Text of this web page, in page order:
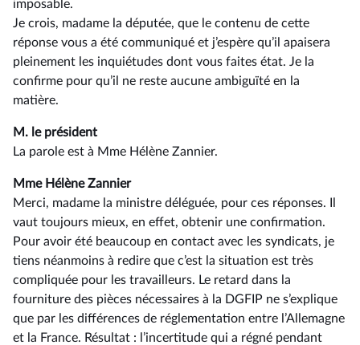
imposable.
Je crois, madame la députée, que le contenu de cette
réponse vous a été communiqué et j’espère qu’il apaisera
pleinement les inquiétudes dont vous faites état. Je la
confirme pour qu’il ne reste aucune ambiguïté en la
matière.
M. le président
La parole est à Mme Hélène Zannier.
Mme Hélène Zannier
Merci, madame la ministre déléguée, pour ces réponses. Il
vaut toujours mieux, en effet, obtenir une confirmation.
Pour avoir été beaucoup en contact avec les syndicats, je
tiens néanmoins à redire que c’est la situation est très
compliquée pour les travailleurs. Le retard dans la
fourniture des pièces nécessaires à la DGFIP ne s’explique
que par les différences de réglementation entre l’Allemagne
et la France. Résultat : l’incertitude qui a régné pendant